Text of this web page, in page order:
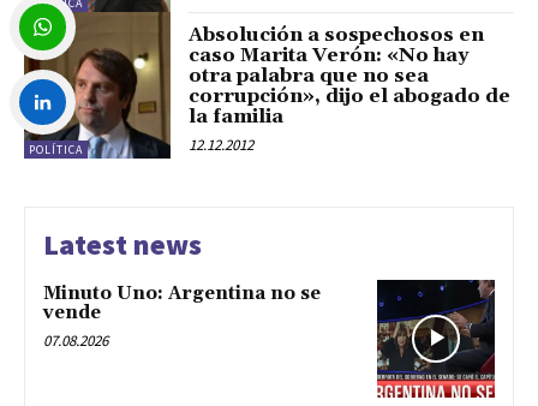
POLÍTICA
Absolución a sospechosos en
caso Marita Verón: «No hay
otra palabra que no sea
corrupción», dijo el abogado de
la familia
12.12.2012
Latest news
Minuto Uno: Argentina no se
vende
07.08.2026
Twitter
WhatsApp
LinkedIn